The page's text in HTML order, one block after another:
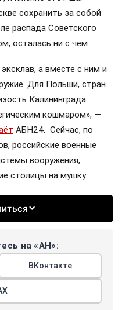
сохранить за собой
распада Советского
осталась ни с чем.
а вместе с ним и
Для Польши, стран
Калининграда
кошмаром», —
АБН24. Сейчас, по
российские военные
вооружения,
столицы на мушку.
на «АН»:
ВКонтакте